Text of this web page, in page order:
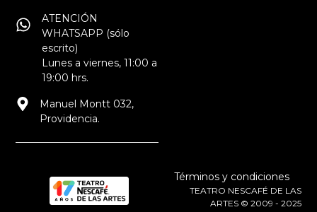
ATENCIÓN
WHATSAPP (sólo
escrito)
Lunes a viernes, 11:00 a
19:00 hrs.
Manuel Montt 032,
Providencia.
Términos y condiciones
TEATRO NESCAFÉ DE LAS
ARTES © 2009 - 2025